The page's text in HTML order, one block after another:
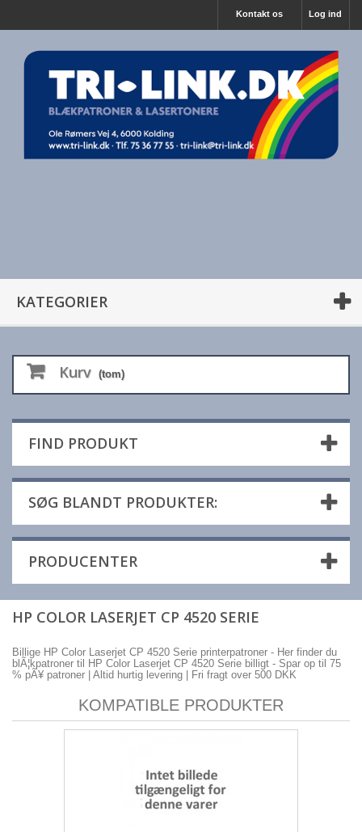
Log ind
Kontakt os
KATEGORIER
Kurv (tom)
FIND PRODUKT
SØG BLANDT PRODUKTER:
PRODUCENTER
HP COLOR LASERJET CP 4520 SERIE
Billige HP Color Laserjet CP 4520 Serie printerpatroner - Her finder du
blÃ¦kpatroner til HP Color Laserjet CP 4520 Serie billigt - Spar op til 75
% pÃ¥ patroner | Altid hurtig levering | Fri fragt over 500 DKK
KOMPATIBLE PRODUKTER